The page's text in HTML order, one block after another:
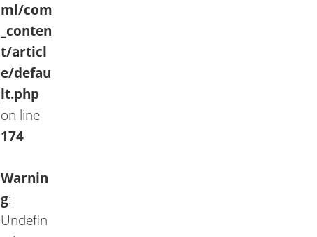
ml/com
_conten
t/articl
e/defau
lt.php
on line
174
Warnin
g:
Undefin